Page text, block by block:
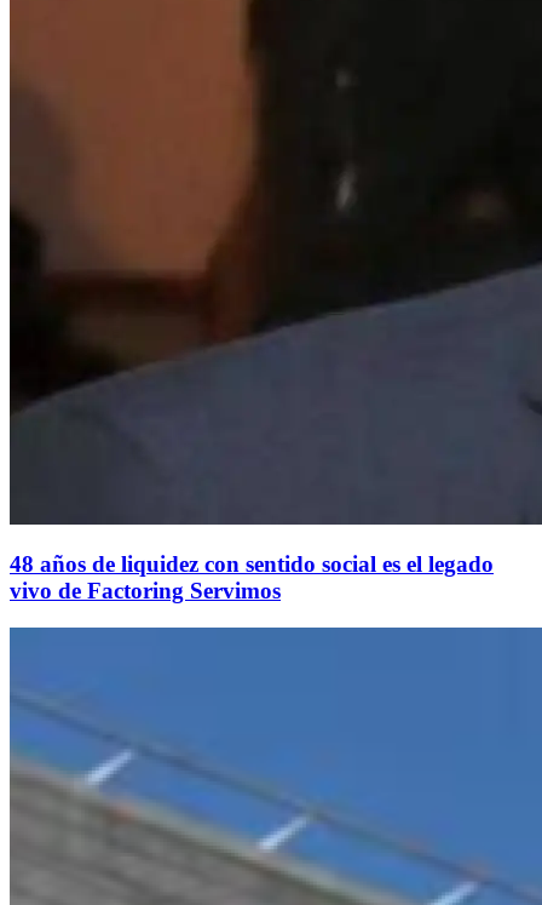
48 años de liquidez con sentido social es el legado
vivo de Factoring Servimos